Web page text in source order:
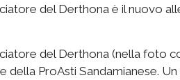
del Derthona è il nuovo
del Derthona (nella foto
della ProAsti Sandamianese.